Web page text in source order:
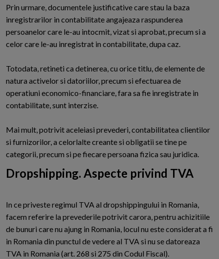
Prin urmare, documentele justificative care stau la baza
inregistrarilor in contabilitate angajeaza raspunderea
persoanelor care le-au intocmit, vizat si aprobat, precum si a
celor care le-au inregistrat in contabilitate, dupa caz.
Totodata, retineti ca detinerea, cu orice titlu, de elemente de
natura activelor si datoriilor, precum si efectuarea de
operatiuni economico-financiare, fara sa fie inregistrate in
contabilitate, sunt interzise.
Mai mult, potrivit aceleiasi prevederi, contabilitatea clientilor
si furnizorilor, a celorlalte creante si obligatii se tine pe
categorii, precum si pe fiecare persoana fizica sau juridica.
Dropshipping. Aspecte privind TVA
In ce priveste regimul TVA al dropshippingului in Romania,
facem referire la prevederile potrivit carora, pentru achizitiile
de bunuri care nu ajung in Romania, locul nu este considerat a fi
in Romania din punctul de vedere al TVA si nu se datoreaza
TVA in Romania (art. 268 si 275 din Codul Fiscal).